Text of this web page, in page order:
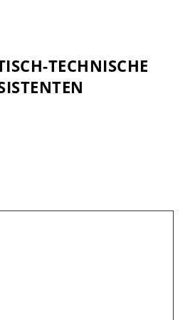
TECHNISCHE
TECHNISCHE